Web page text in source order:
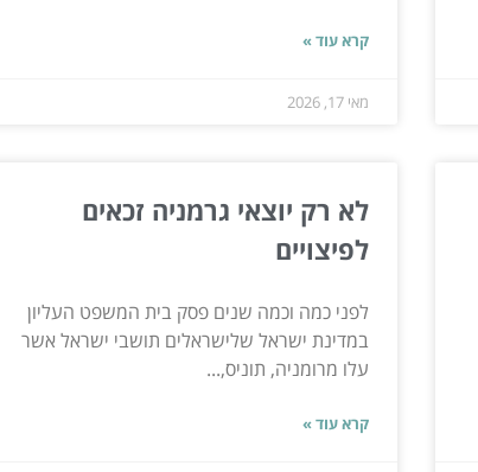
קרא עוד »
מאי 17, 2026
לא רק יוצאי גרמניה זכאים
לפיצויים
לפני כמה וכמה שנים פסק בית המשפט העליון
במדינת ישראל שלישראלים תושבי ישראל אשר
עלו מרומניה, תוניס,...
קרא עוד »